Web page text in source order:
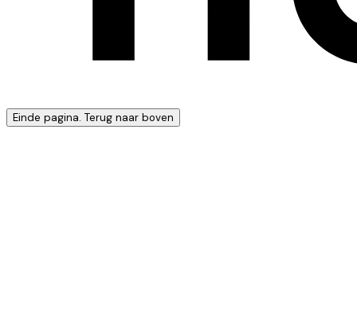
Einde pagina. Terug naar boven